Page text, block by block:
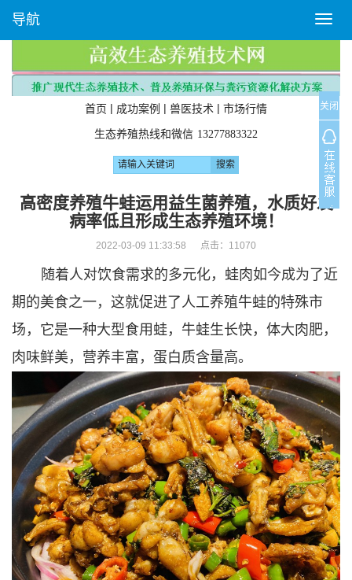
T
o
g
l
e
n
a
v
i
g
a
n
导航
首页 | 成功案例 | 兽医技术 | 市场行情
生态养殖热线和微信 13277883322
高密度养殖牛蛙运用益生菌养殖，水质好发
病率低且形成生态养殖环境！
2022-03-09 11:33:58 点击： 11070
随着人对饮食需求的多元化，蛙肉如今成为了近
期的美食之一，这就促进了人工养殖牛蛙的特殊市
场，它是一种大型食用蛙，牛蛙生长快，体大肉肥，
肉味鲜美，营养丰富，蛋白质含量高。
关闭